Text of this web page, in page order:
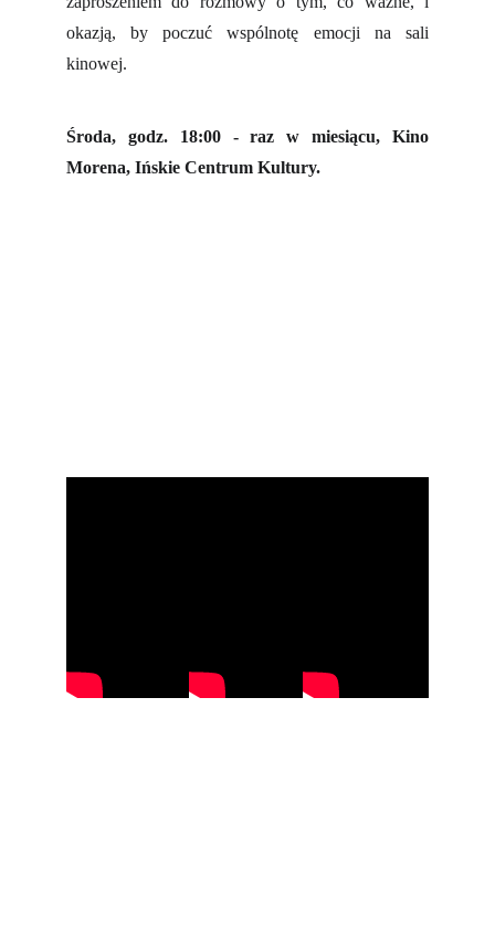
okazją, by poczuć wspólnotę emocji na sali
kinowej.
Środa, godz. 18:00 - raz w miesiącu, Kino
Morena, Ińskie Centrum Kultury.